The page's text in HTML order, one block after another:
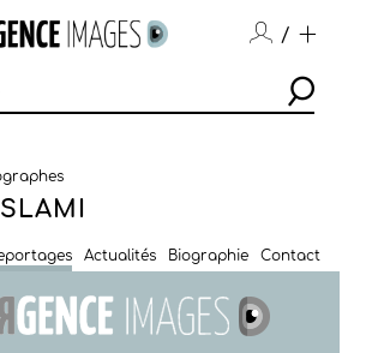
/
Actualités Biographie Contact